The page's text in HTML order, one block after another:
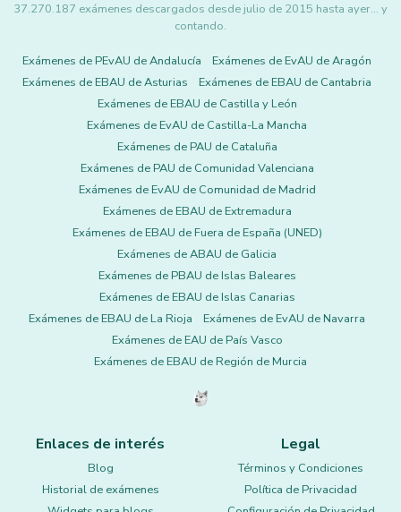
37.270.187 exámenes descargados desde julio de 2015 hasta ayer... y
contando.
Exámenes de PEvAU de Andalucía
Exámenes de EvAU de Aragón
Exámenes de EBAU de Asturias
Exámenes de EBAU de Cantabria
Exámenes de EBAU de Castilla y León
Exámenes de EvAU de Castilla-La Mancha
Exámenes de PAU de Cataluña
Exámenes de PAU de Comunidad Valenciana
Exámenes de EvAU de Comunidad de Madrid
Exámenes de EBAU de Extremadura
Exámenes de EBAU de Fuera de España (UNED)
Exámenes de ABAU de Galicia
Exámenes de PBAU de Islas Baleares
Exámenes de EBAU de Islas Canarias
Exámenes de EBAU de La Rioja
Exámenes de EvAU de Navarra
Exámenes de EAU de País Vasco
Exámenes de EBAU de Región de Murcia
Enlaces de interés
Blog
Historial de exámenes
Legal
Términos y Condiciones
Política de Privacidad